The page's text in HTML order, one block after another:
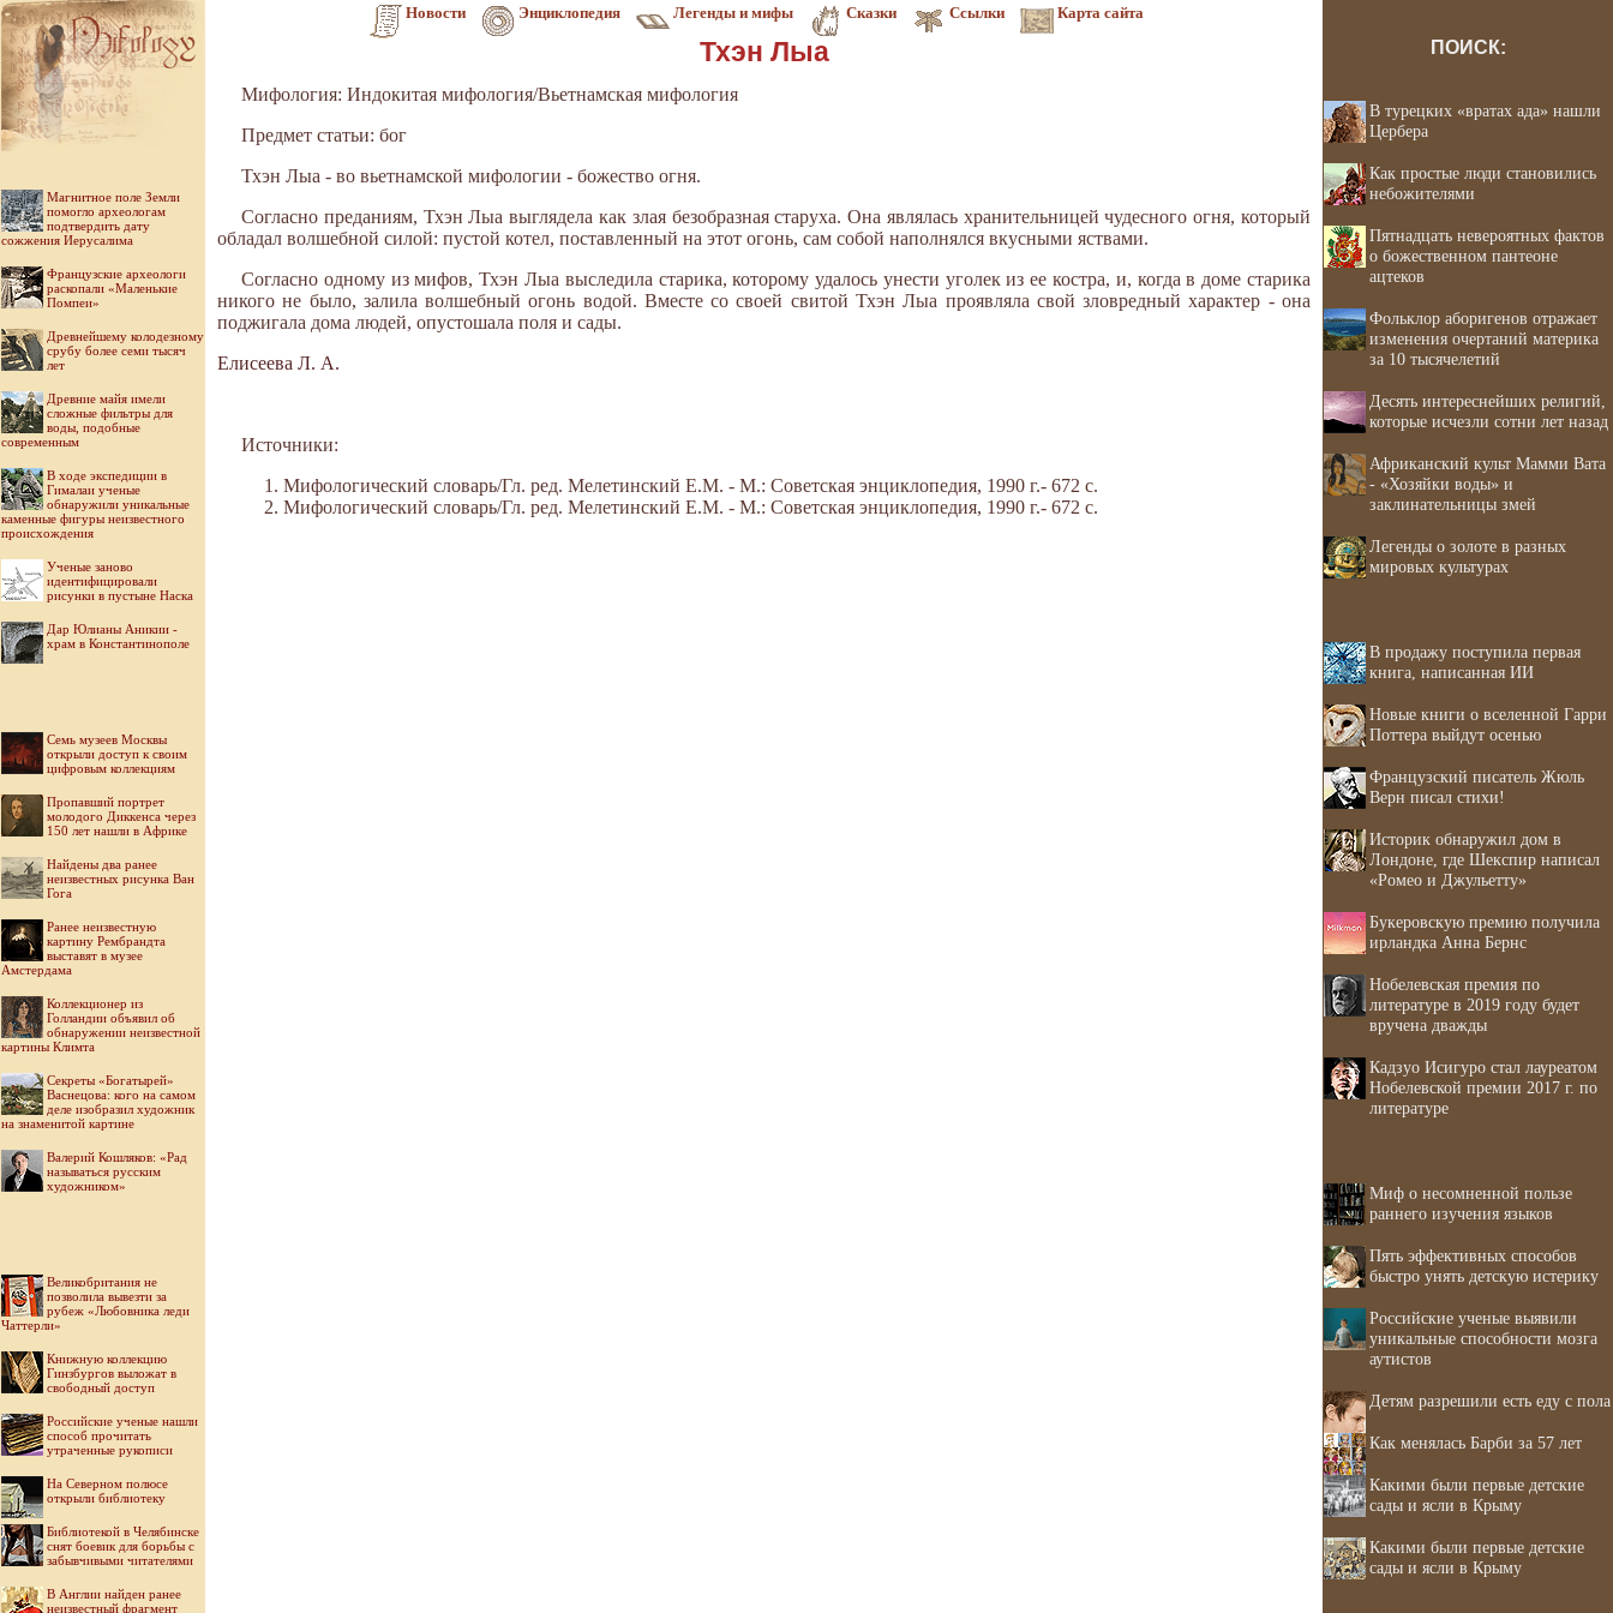
Новости Энциклопедия Легенды и мифы Сказки Ссылки Карта сайта
Магнитное поле Земли
помогло археологам
подтвердить дату
сожжения Иерусалима
Французские археологи
раскопали «Маленькие
Помпеи»
Древнейшему колодезному
срубу более семи тысяч
лет
Древние майя имели
сложные фильтры для
воды, подобные
современным
В ходе экспедиции в
Гималаи ученые
обнаружили уникальные
каменные фигуры неизвестного
происхождения
Ученые заново
идентифицировали
рисунки в пустыне Наска
Дар Юлианы Аникии -
храм в Константинополе
Семь музеев Москвы
открыли доступ к своим
цифровым коллекциям
Пропавший портрет
молодого Диккенса через
150 лет нашли в Африке
Найдены два ранее
неизвестных рисунка Ван
Гога
Ранее неизвестную
картину Рембрандта
выставят в музее
Амстердама
Коллекционер из
Голландии объявил об
обнаружении неизвестной
картины Климта
Секреты «Богатырей»
Васнецова: кого на самом
деле изобразил художник
на знаменитой картине
Валерий Кошляков: «Рад
называться русским
художником»
Великобритания не
позволила вывезти за
рубеж «Любовника леди
Чаттерли»
Книжную коллекцию
Гинзбургов выложат в
свободный доступ
Российские ученые нашли
способ прочитать
утраченные рукописи
На Северном полюсе
открыли библиотеку
Библиотекой в Челябинске
снят боевик для борьбы с
забывчивыми читателями
В Англии найден ранее
неизвестный фрагмент
Тхэн Лыа
Мифология: Индокитая мифология/Вьетнамская мифология
Предмет статьи: бог
Тхэн Лыа - во вьетнамской мифологии - божество огня.
Согласно преданиям, Тхэн Лыа выглядела как злая безобразная старуха. Она являлась хранительницей чудесного огня, который
обладал волшебной силой: пустой котел, поставленный на этот огонь, сам собой наполнялся вкусными яствами.
Согласно одному из мифов, Тхэн Лыа выследила старика, которому удалось унести уголек из ее костра, и, когда в доме старика
никого не было, залила волшебный огонь водой. Вместе со своей свитой Тхэн Лыа проявляла свой зловредный характер - она
поджигала дома людей, опустошала поля и сады.
Елисеева Л. А.
Источники:
Мифологический словарь/Гл. ред. Мелетинский Е.М. - М.: Советская энциклопедия, 1990 г.- 672 с.
Мифологический словарь/Гл. ред. Мелетинский Е.М. - М.: Советская энциклопедия, 1990 г.- 672 с.
ПОИСК:
В турецких «вратах ада» нашли
Цербера
Как простые люди становились
небожителями
Пятнадцать невероятных фактов
о божественном пантеоне
ацтеков
Фольклор аборигенов отражает
изменения очертаний материка
за 10 тысячелетий
Десять интереснейших религий,
которые исчезли сотни лет назад
Африканский культ Мамми Вата
- «Хозяйки воды» и
заклинательницы змей
Легенды о золоте в разных
мировых культурах
В продажу поступила первая
книга, написанная ИИ
Новые книги о вселенной Гарри
Поттера выйдут осенью
Французский писатель Жюль
Верн писал стихи!
Историк обнаружил дом в
Лондоне, где Шекспир написал
«Ромео и Джульетту»
Букеровскую премию получила
ирландка Анна Бернс
Нобелевская премия по
литературе в 2019 году будет
вручена дважды
Кадзуо Исигуро стал лауреатом
Нобелевской премии 2017 г. по
литературе
Миф о несомненной пользе
раннего изучения языков
Пять эффективных способов
быстро унять детскую истерику
Российские ученые выявили
уникальные способности мозга
аутистов
Детям разрешили есть еду с пола
Как менялась Барби за 57 лет
Какими были первые детские
сады и ясли в Крыму
Какими были первые детские
сады и ясли в Крыму